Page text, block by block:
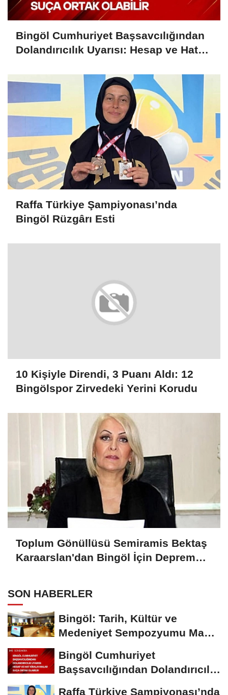
Bingöl Cumhuriyet Başsavcılığından
Dolandırıcılık Uyarısı: Hesap ve Hat
Raffa Türkiye Şampiyonası’nda
Bingöl Rüzgârı Esti
10 Kişiyle Direndi, 3 Puanı Aldı: 12
Bingölspor Zirvedeki Yerini Korudu
Toplum Gönüllüsü Semiramis Bektaş
Karaarslan'dan Bingöl İçin Deprem
SON HABERLER
Bingöl: Tarih, Kültür ve
Medeniyet Sempozyumu Mayıs
Bingöl Cumhuriyet
Başsavcılığından Dolandırıcılık
Raffa Türkiye Şampiyonası’nda